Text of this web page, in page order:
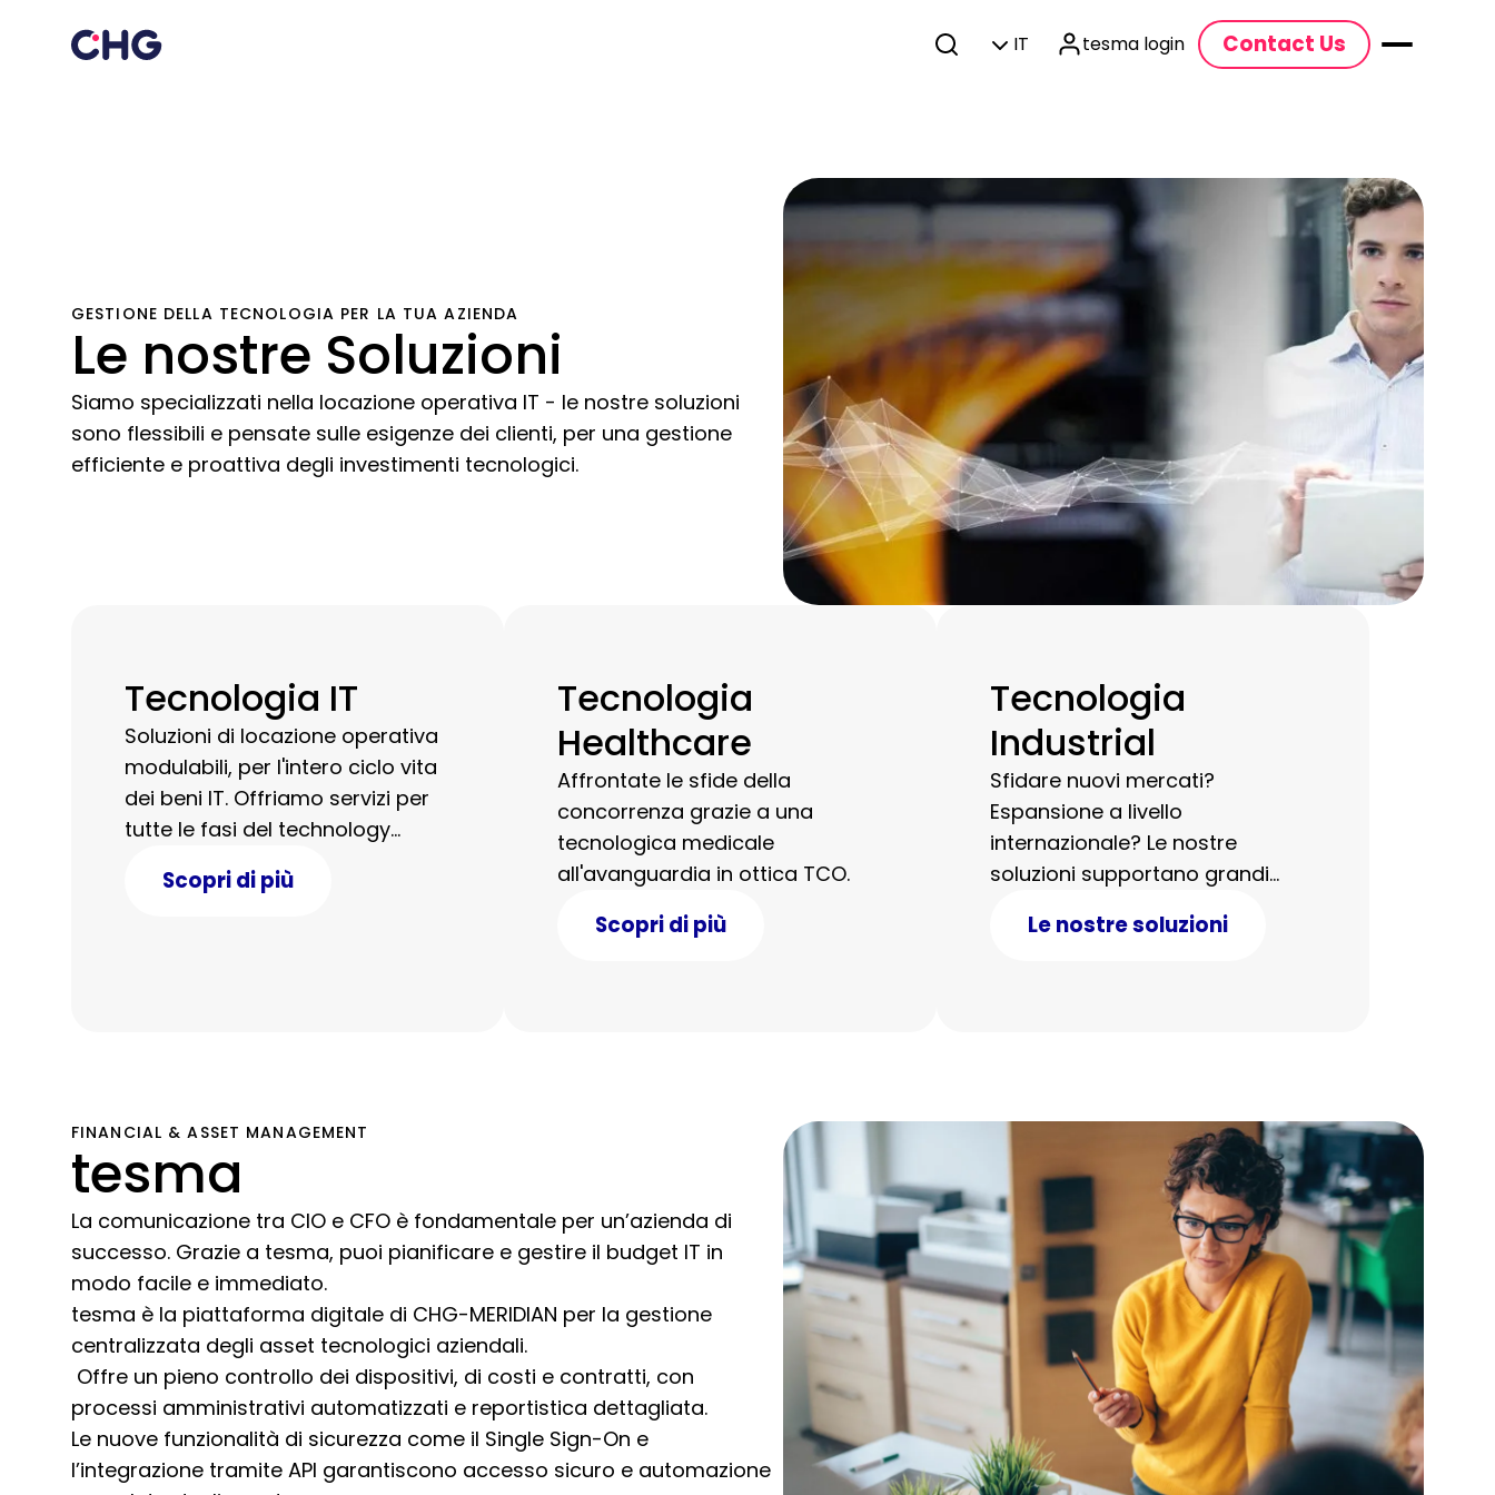
IT tesma login Contact Us
GESTIONE DELLA TECNOLOGIA PER LA TUA AZIENDA
Le nostre Soluzioni
Siamo specializzati nella locazione operativa IT - le nostre soluzioni
sono flessibili e pensate sulle esigenze dei clienti, per una gestione
efficiente e proattiva degli investimenti tecnologici.
Tecnologia IT
Soluzioni di locazione operativa
modulabili, per l'intero ciclo vita
dei beni IT. Offriamo servizi per
tutte le fasi del technology
iniziale al data erasure
Scopri di più
Tecnologia
Healthcare
Affrontate le sfide della
concorrenza grazie a una
tecnologica medicale
all'avanguardia in ottica TCO.
Scopri di più
Tecnologia
Industrial
Sfidare nuovi mercati?
Espansione a livello
internazionale? Le nostre
soluzioni supportano grandi
industriali.
Le nostre soluzioni
FINANCIAL & ASSET MANAGEMENT
tesma
La comunicazione tra CIO e CFO è fondamentale per un’azienda di
successo. Grazie a tesma, puoi pianificare e gestire il budget IT in
modo facile e immediato.
tesma è la piattaforma digitale di CHG-MERIDIAN per la gestione
centralizzata degli asset tecnologici aziendali.
Offre un pieno controllo dei dispositivi, di costi e contratti, con
processi amministrativi automatizzati e reportistica dettagliata.
Le nuove funzionalità di sicurezza come il Single Sign-On e
l’integrazione tramite API garantiscono accesso sicuro e automazione